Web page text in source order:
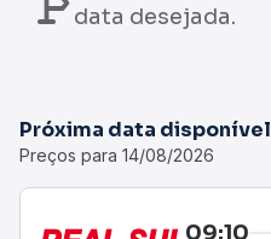
data desejada.
Próxima data disponível
Preços para 14/08/2026
09:10